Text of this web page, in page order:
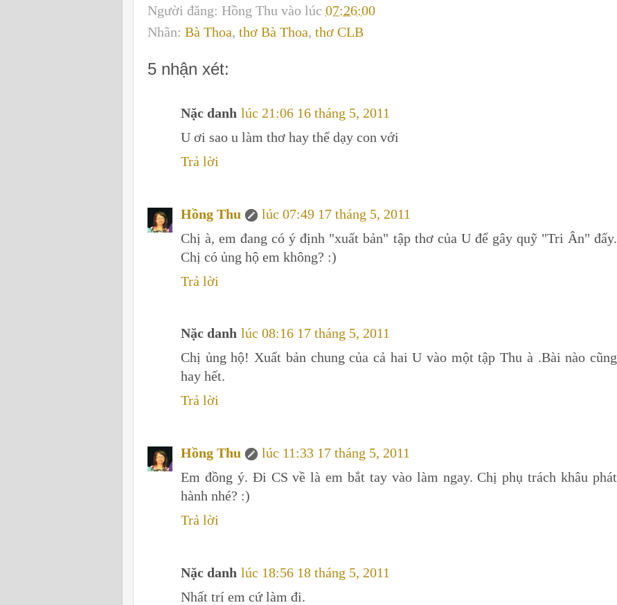
Người đăng: Hồng Thu vào lúc 07:26:00
Nhãn: Bà Thoa, thơ Bà Thoa, thơ CLB
5 nhận xét:
Nặc danh lúc 21:06 16 tháng 5, 2011
U ơi sao u làm thơ hay thế dạy con với
Trả lời
Hồng Thu
lúc 07:49 17 tháng 5, 2011
Chị à, em đang có ý định "xuất bản" tập thơ của U để gây quỹ "Tri Ân" đấy.
Chị có ủng hộ em không? :)
Trả lời
Nặc danh lúc 08:16 17 tháng 5, 2011
Chị ủng hộ! Xuất bản chung của cả hai U vào một tập Thu à .Bài nào cũng
hay hết.
Trả lời
Hồng Thu
lúc 11:33 17 tháng 5, 2011
Em đồng ý. Đi CS về là em bắt tay vào làm ngay. Chị phụ trách khâu phát
hành nhé? :)
Trả lời
Nặc danh lúc 18:56 18 tháng 5, 2011
Nhất trí em cứ làm đi.